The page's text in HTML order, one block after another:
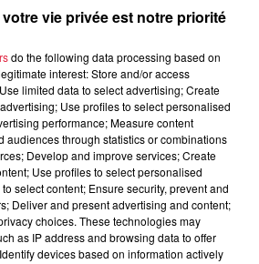
sentiers poussettes de la Vallée
vie privée est notre priorité
do the following data processing based on
interest: Store and/or access
limited data to select advertising; Create
Use profiles to select personalised
performance; Measure content
audiences through statistics or combinations
Develop and improve services; Create
Use profiles to select personalised
select content; Ensure security, prevent and
Deliver and present advertising and content;
choices. These technologies may
as IP address and browsing data to offer
devices based on information actively